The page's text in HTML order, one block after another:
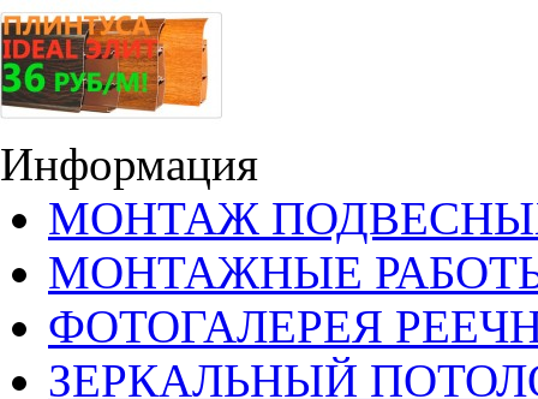
Информация
МОНТАЖ ПОДВЕСНЫХ
МОНТАЖНЫЕ
ФОТОГАЛЕРЕЯ
ЗЕРКАЛЬНЫЙ